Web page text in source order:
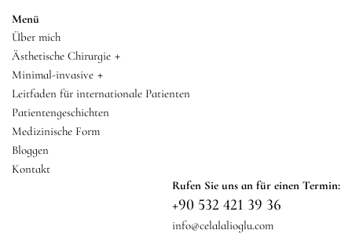
Menü
Über mich
Ästhetische Chirurgie +
Minimal-invasive +
Leitfaden für internationale Patienten
Patientengeschichten
Medizinische Form
Bloggen
Kontakt
Rufen Sie uns an für einen Termin:
+90 532 421 39 36
info@celalalioglu.com